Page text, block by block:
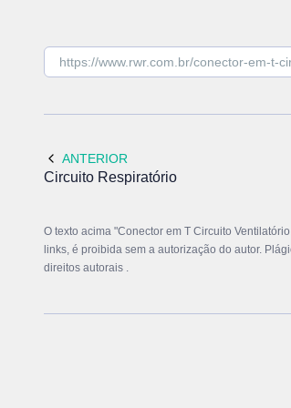
ANTERIOR
Circuito Respiratório
O texto acima "Conector em T Circuito
links, é proibida sem a autorização do autor.
direitos autorais .